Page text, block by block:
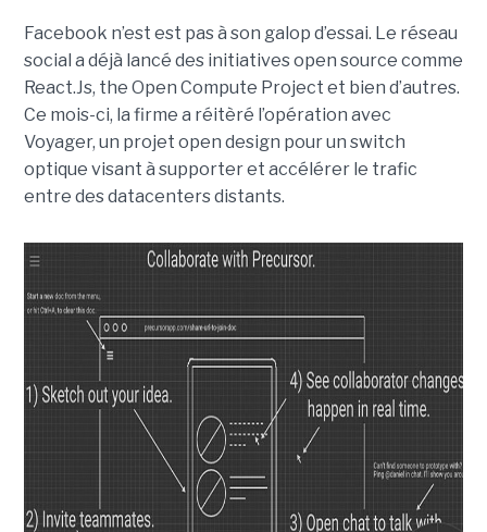
Facebook n’est est pas à son galop d’essai. Le réseau
social a déjà lancé des initiatives open source comme
React.Js, the Open Compute Project et bien d’autres.
Ce mois-ci, la firme a réitèré l’opération avec
Voyager, un projet open design pour un switch
optique visant à supporter et accélérer le trafic
entre des datacenters distants.